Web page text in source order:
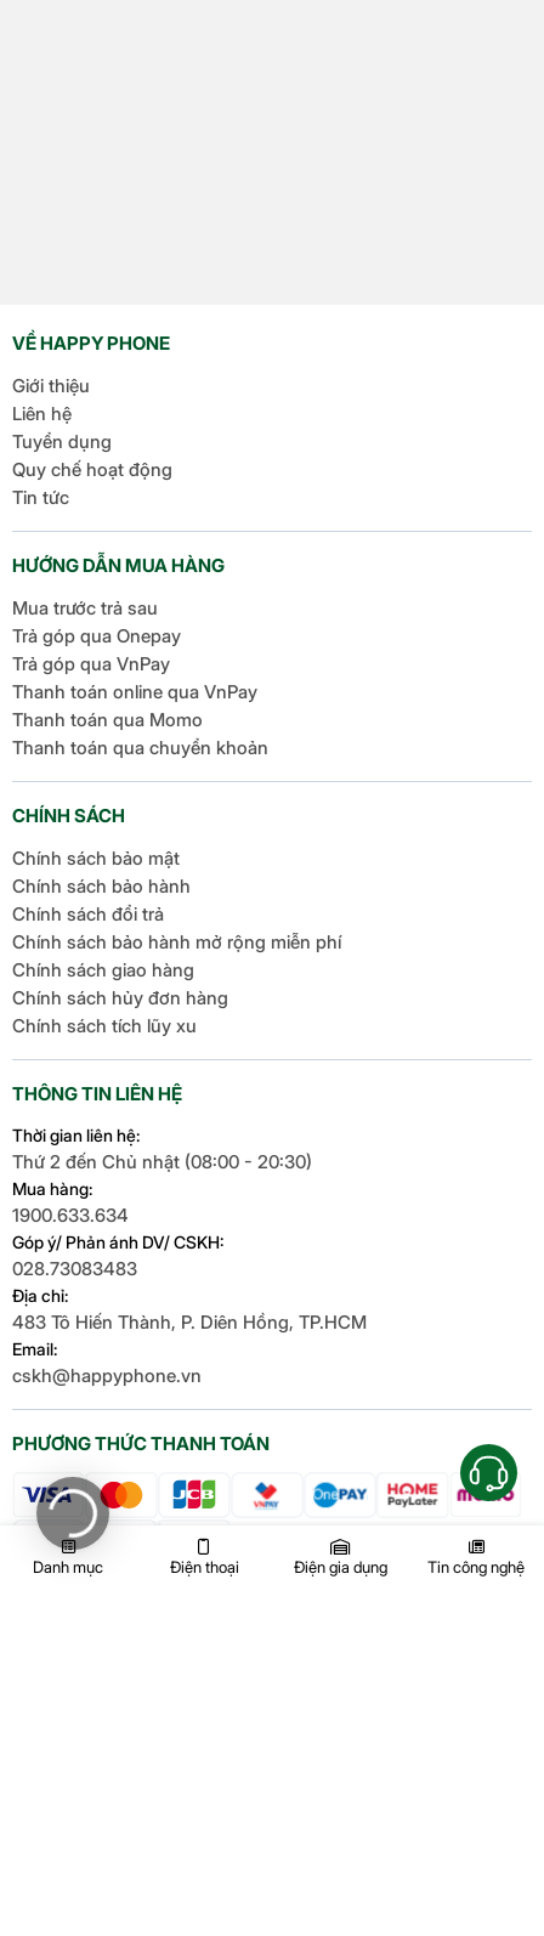
Danh mục Điện thoại Điện gia dụng Tin công nghệ
VỀ HAPPY PHONE
Giới thiệu
Liên hệ
Tuyển dụng
Quy chế hoạt động
Tin tức
HƯỚNG DẪN MUA HÀNG
Mua trước trả sau
Trả góp qua Onepay
Trả góp qua VnPay
Thanh toán online qua VnPay
Thanh toán qua Momo
Thanh toán qua chuyển khoản
PHƯƠNG THỨC THANH TOÁN
CHÍNH SÁCH
Chính sách bảo mật
Chính sách bảo hành
Chính sách đổi trả
Chính sách bảo hành mở rộng miễn phí
Chính sách giao hàng
Chính sách hủy đơn hàng
Chính sách tích lũy xu
THÔNG TIN LIÊN HỆ
Thời gian liên hệ:
Thứ 2 đến Chủ nhật (08:00 - 20:30)
Mua hàng:
1900.633.634
Góp ý/ Phản ánh DV/ CSKH:
028.73083483
Địa chỉ:
483 Tô Hiến Thành, P. Diên Hồng, TP.HCM
Email:
cskh@happyphone.vn